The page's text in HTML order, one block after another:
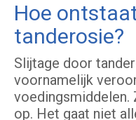
Hoe
tanderosie?
Slijtage door
voornamelijk
voedingsmiddelen.
op. Het gaat niet